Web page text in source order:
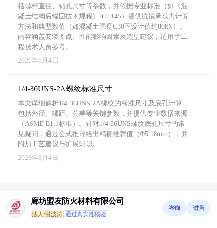
括螺杆直径、钻孔尺寸等参数，并依据专业标准（如《混
凝土结构后锚固技术规程》JGJ 145）提供抗拔承载力计算
方法和典型数值（如混凝土强度C30下设计值约80kN）。
内容涵盖安装要点、性能影响因素及选型建议，适用于工
程技术人员参考。
2026年8月4日
1/4-36UNS-2A螺纹标准尺寸
本文详细解析1/4-36UNS-2A螺纹的标准尺寸及底孔计算，
包括外径、螺距、公差等关键参数，并提供专业数据来源
（ASME B1.1标准）。针对1/4-36UNS螺纹底孔尺寸的常
见疑问，通过公式推导给出精确推荐值（Φ5.18mm），并
附加工艺建议与扩展知识。
2026年8月4日
廊坊盟友防火材料有限公司
法人:谢波涛 通过真实性核验
咨询 进店